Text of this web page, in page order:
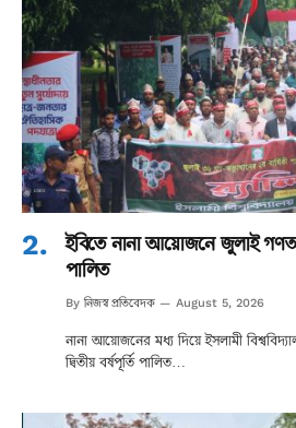
ইবিতে নানা আয়োজনে জুলাই
পালিত
By নিজস্ব প্রতিবেদক August 5, 2026
নানা আয়োজনের মধ্য দিয়ে ইসলামী
দ্বিতীয় বর্ষপূর্তি পালিত…